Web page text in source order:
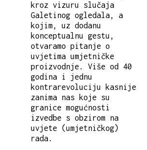
kroz vizuru slučaja
Galetinog ogledala, a
kojim, uz dodanu
konceptualnu gestu,
otvaramo pitanje o
uvjetima umjetničke
proizvodnje. Više od 40
godina i jednu
kontrarevoluciju kasnije
zanima nas koje su
granice mogućnosti
izvedbe s obzirom na
uvjete (umjetničkog)
rada.